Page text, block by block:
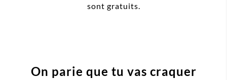
sont gratuits.
On parie que tu vas craquer